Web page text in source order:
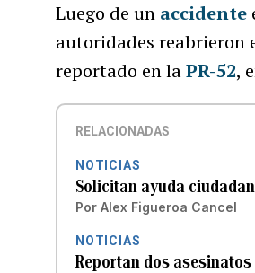
Luego de un accidente
autoridades reabrieron
reportado en laPR-52,
RELACIONADAS
NOTICIAS
Solicitan ayuda
Por Alex Figueroa Cancel
NOTICIAS
Reportan dos